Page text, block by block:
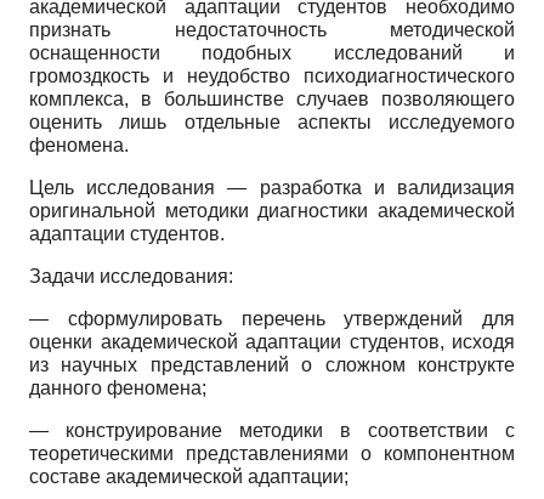
академической адаптации студентов необходимо
признать недостаточность методической
оснащенности подобных исследований и
громоздкость и неудобство психодиагностического
комплекса, в большинстве случаев позволяющего
оценить лишь отдельные аспекты исследуемого
феномена.
Цель исследования — разработка и валидизация
оригинальной методики диагностики академической
адаптации студентов.
Задачи исследования:
— сформулировать перечень утверждений для
оценки академической адаптации студентов, исходя
из научных представлений о сложном конструкте
данного феномена;
— конструирование методики в соответствии с
теоретическими представлениями о компонентном
составе академической адаптации;